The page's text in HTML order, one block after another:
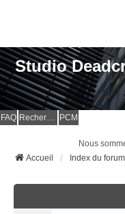
Studio
FAQ Rechercher PCM
Nous
Accueil
Index du forum